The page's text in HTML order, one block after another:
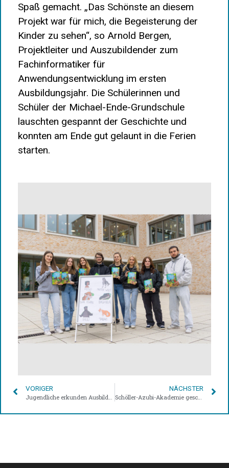
Spaß gemacht. „Das Schönste an diesem
Projekt war für mich, die Begeisterung der
Kinder zu sehen“, so Arnold Bergen,
Projektleiter und Auszubildender zum
Fachinformatiker für
Anwendungsentwicklung im ersten
Ausbildungsjahr. Die Schülerinnen und
Schüler der Michael-Ende-Grundschule
lauschten gespannt der Geschichte und
konnten am Ende gut gelaunt in die Ferien
starten.
VORIGER NÄCHSTER
Schöller-Azubi-Akademie geschafft – Auszubildende in Feierlaune